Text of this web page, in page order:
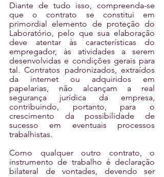
Diante de tudo isso, compreenda-se
que o contrato se constitui em
primordial elemento de proteção do
Laboratório, pelo que sua elaboração
deve atentar às características do
empregador, às atividades a serem
desenvolvidas e condições gerais para
tal. Contratos padronizados, extraídos
da internet ou adquiridos em
papelarias, não alcançam a real
segurança jurídica da empresa,
contribuindo, portanto, para o
crescimento da possibilidade de
sucesso em eventuais processos
trabalhistas.
Como qualquer outro contrato, o
instrumento de trabalho é declaração
bilateral de vontades, devendo ser